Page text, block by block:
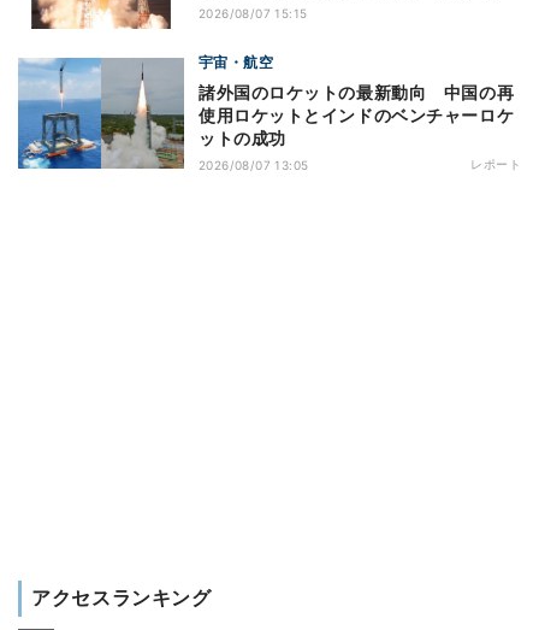
2026/08/07 15:15
宇宙・航空
諸外国のロケットの最新動向 中国の再
使用ロケットとインドのベンチャーロケ
ットの成功
2026/08/07 13:05 レポート
アクセスランキング